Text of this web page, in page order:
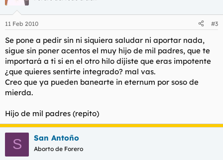
11 Feb 2010 #3
Se pone a pedir sin ni siquiera saludar ni aportar nada,
sigue sin poner acentos el muy hijo de mil padres, que te
importará a ti si en el otro hilo dijiste que eras impotente
¿que quieres sentirte integrado? mal vas.
Creo que ya pueden banearte in eternum por soso de
mierda.
Hijo de mil padres (repito)
S San Antoño
Aborto de Forero